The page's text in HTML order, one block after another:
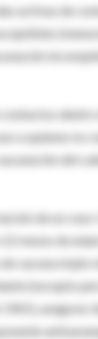
activas de
contactos dentro
a quienes no
del
de un
meses de
vacuna triple
(excepto
asegurar